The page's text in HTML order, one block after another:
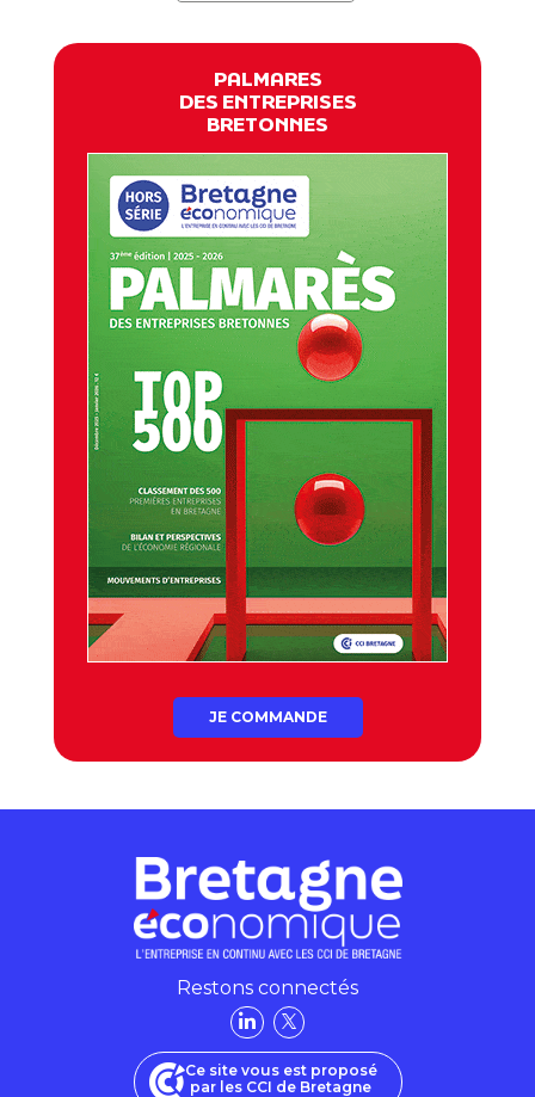
PALMARES
DES ENTREPRISES
BRETONNES
JE COMMANDE
Restons connectés
Ce site vous est proposé
par les CCI de Bretagne